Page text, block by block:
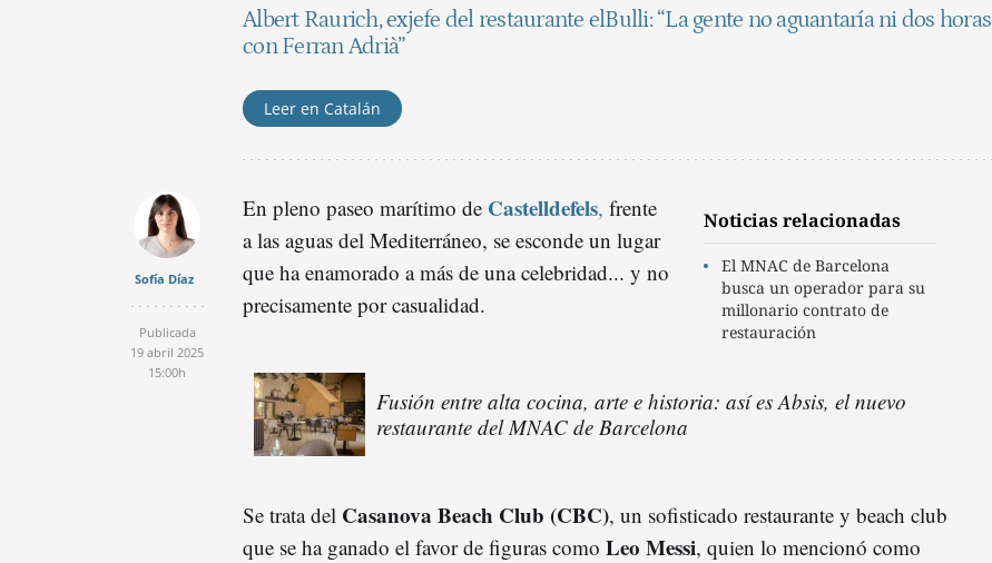
Albert Raurich, exjefe del restaurante elBulli: “La gente no aguantaría ni dos horas
con Ferran Adrià”
Leer en Catalán
Sofía Díaz
Publicada
19 abril 2025
15:00h
Noticias relacionadas
El MNAC de Barcelona
busca un operador para su
millonario contrato de
restauración
En pleno paseo marítimo de Castelldefels, frente
a las aguas del Mediterráneo, se esconde un lugar
que ha enamorado a más de una celebridad... y no
precisamente por casualidad.
Fusión entre alta cocina, arte e historia: así es Absis, el nuevo
restaurante del MNAC de Barcelona
Se trata del Casanova Beach Club (CBC), un sofisticado restaurante y beach club
que se ha ganado el favor de figuras como Leo Messi, quien lo mencionó como